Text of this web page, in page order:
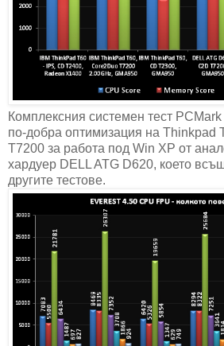
Комплексния системен тест
по-добра оптимизация на Thinkpad
T7200 за работа под Win XP от
хардуер DELL ATG D620, което
другите тестове.